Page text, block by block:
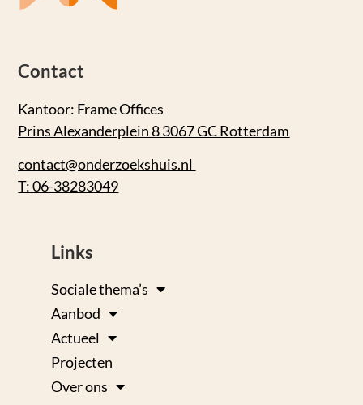
Contact
Kantoor: Frame Offices
Prins Alexanderplein 8 3067 GC Rotterdam
contact@onderzoekshuis.nl
T: 06-38283049
Links
Sociale thema’s
Aanbod
Actueel
Projecten
Over ons